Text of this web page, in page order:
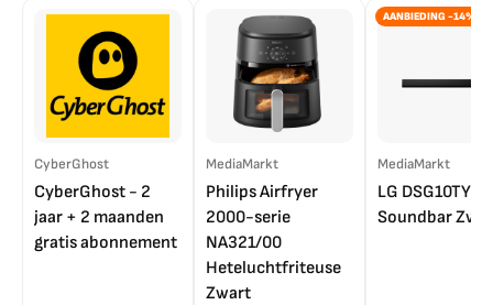
CyberGhost
CyberGhost - 2
jaar + 2 maanden
gratis abonnement
MediaMarkt
Philips Airfryer
2000-serie
NA321/00
Heteluchtfriteuse
Zwart
AANBIEDING -14%
MediaMarkt
LG DSG10TY
Soundbar